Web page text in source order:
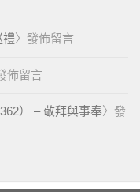
禮〉發佈留言
佈留言
） – 敬拜與事奉〉發